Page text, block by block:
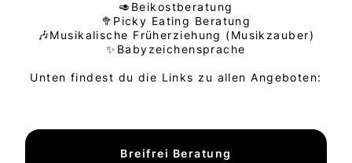
🥑Beikostberatung
🥦Picky Eating Beratung
🎶Musikalische Früherziehung (Musikzauber)
✨Babyzeichensprache
Unten findest du die Links zu allen Angeboten:
Breifrei Beratung